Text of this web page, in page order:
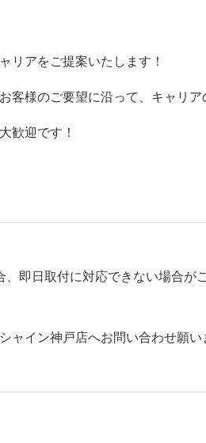
リアをご提案いたします！
客様のご要望に沿って、キャリ
歓迎です！
即日取付に対応できない場合が
ャイン神戸店へお問い合わせ願い